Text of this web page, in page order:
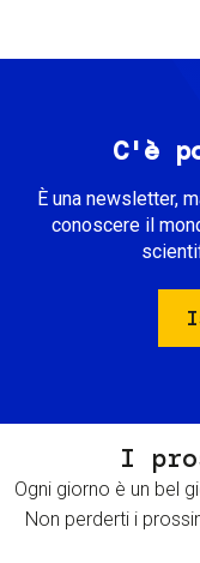
C'è
È una newsletter,
conoscere il
I
Ogni giorno è un bel
Non perderti i